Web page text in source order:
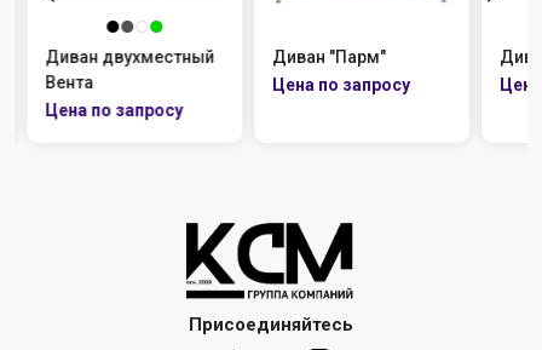
Диван двухместный
Вента
Диван "Парм"
Присоединяйтесь